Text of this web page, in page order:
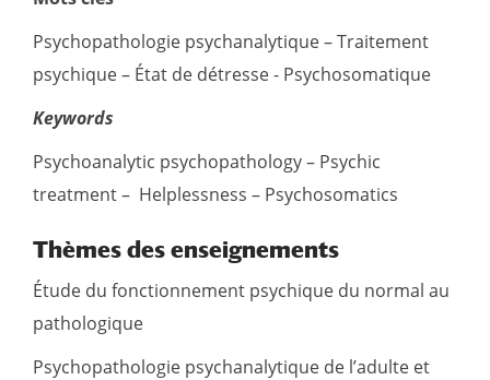
Psychopathologie psychanalytique – Traitement
psychique – État de détresse - Psychosomatique
Keywords
Psychoanalytic psychopathology – Psychic
treatment – ​​ Helplessness – Psychosomatics
Thèmes des enseignements
Étude du fonctionnement psychique du normal au
pathologique
Psychopathologie psychanalytique de l’adulte et